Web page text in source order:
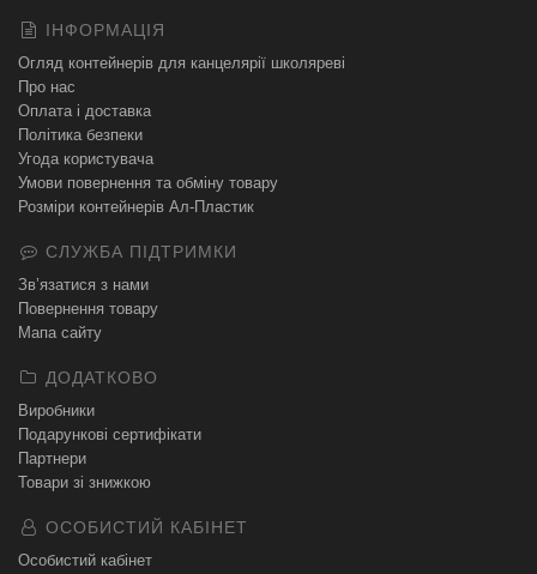
ІНФОРМАЦІЯ
Огляд контейнерів для канцелярії школяреві
Про нас
Оплата і доставка
Політика безпеки
Угода користувача
Умови повернення та обміну товару
Розміри контейнерів Ал-Пластик
СЛУЖБА ПІДТРИМКИ
Зв’язатися з нами
Повернення товару
Мапа сайту
ДОДАТКОВО
Виробники
Подарункові сертифікати
Партнери
Товари зі знижкою
ОСОБИСТИЙ КАБІНЕТ
Особистий кабінет